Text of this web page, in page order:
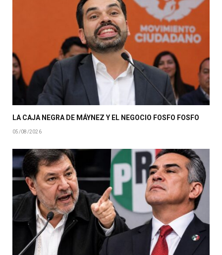
LA CAJA NEGRA DE MÁYNEZ Y EL NEGOCIO FOSFO FOSFO
05/08/2026